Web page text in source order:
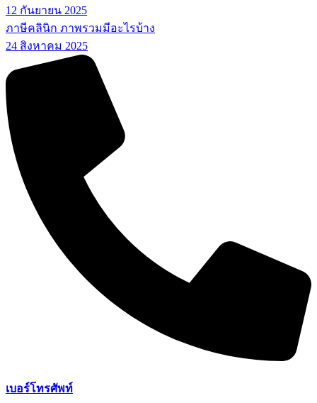
12 กันยายน 2025
ภาษีคลินิก ภาพรวมมีอะไรบ้าง
24 สิงหาคม 2025
เบอร์โทรศัพท์